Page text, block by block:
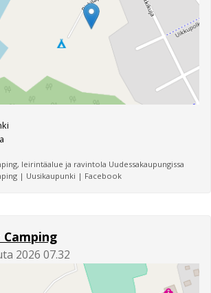
leirintäalue ja ravintola Uudessakaupungissa
| Uusikaupunki | Facebook
2026 07.32